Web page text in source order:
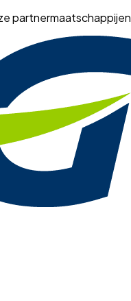
partnermaatschappijen